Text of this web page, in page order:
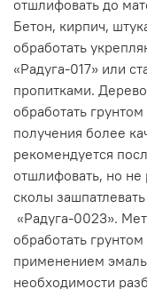
отшлифовать до
Бетон, кирпич,
обработать
«Радуга-017» или
пропитками.
обработать
получения более
рекомендуется
отшлифовать, но не
сколы
«Радуга-0023».
обработать
применением
необходимости